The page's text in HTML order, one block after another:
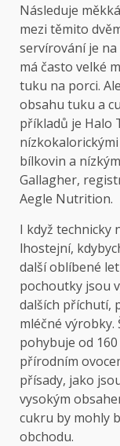
Následuje
mezi těmito
servírování je
má často velké
tuku na porci.
obsahu tuku a
příkladů je Halo
bílkovin a
Gallagher,
Aegle Nutrition.
I když technicky
lhostejní,
další oblíbené
pochoutky jsou
dalších příchutí,
mléčné
pohybuje od
přírodním
přísady, jako
vysokým
cukru by mohly
obchodu.